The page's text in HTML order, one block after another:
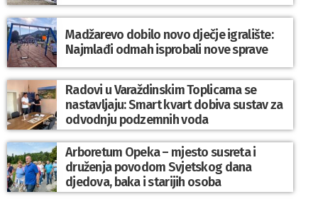
Madžarevo dobilo novo dječje igralište:
Najmlađi odmah isprobali nove sprave
Radovi u Varaždinskim Toplicama se
nastavljaju: Smart kvart dobiva sustav za
odvodnju podzemnih voda
Arboretum Opeka – mjesto susreta i
druženja povodom Svjetskog dana
djedova, baka i starijih osoba